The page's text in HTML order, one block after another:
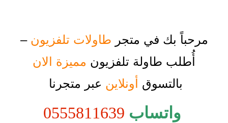
مرحباً بك في متجر طاولات تلفزيون –
أُطلب طاولة تلفزيون مميزة الان
بالتسوق أونلاين عبر متجرنا
واتساب